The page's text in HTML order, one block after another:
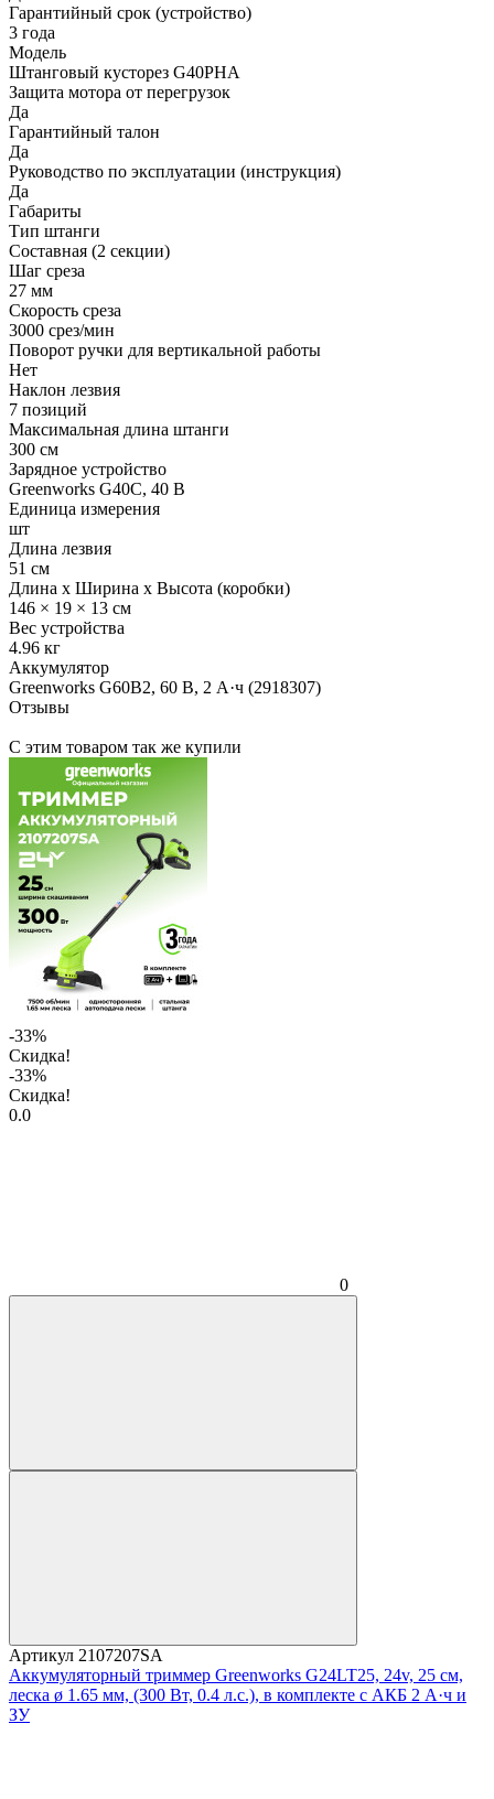
Гарантийный срок (устройство)
3 года
Модель
Штанговый кусторез G40PHA
Защита мотора от перегрузок
Да
Гарантийный талон
Да
Руководство по эксплуатации (инструкция)
Да
Габариты
Тип штанги
Составная (2 секции)
Шаг среза
27 мм
Скорость среза
3000 срез/мин
Поворот ручки для вертикальной работы
Нет
Наклон лезвия
7 позиций
Максимальная длина штанги
300 см
Зарядное устройство
Greenworks G40C, 40 В
Единица измерения
шт
Длина лезвия
51 см
Длина x Ширина x Высота (коробки)
146 × 19 × 13 см
Вес устройства
4.96 кг
Аккумулятор
Greenworks G60B2, 60 В, 2 А·ч (2918307)
Отзывы
С этим товаром так же купили
-33%
Скидка!
-33%
Скидка!
0.0
0
Артикул 2107207SA
Аккумуляторный триммер Greenworks G24LT25, 24v, 25 см,
леска ø 1.65 мм, (300 Вт, 0.4 л.с.), в комплекте с АКБ 2 А·ч и
ЗУ